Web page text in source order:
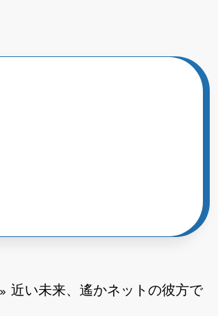
近い未来、遙かネットの彼方で